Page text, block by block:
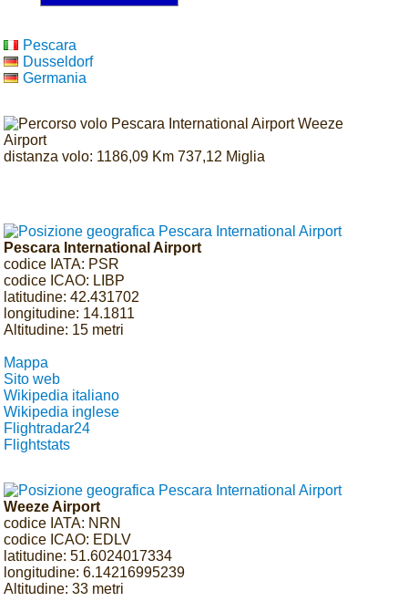
Pescara
Dusseldorf
Germania
distanza volo: 1186,09 Km 737,12 Miglia
Pescara International Airport
codice IATA: PSR
codice ICAO: LIBP
latitudine: 42.431702
longitudine: 14.1811
Altitudine: 15 metri
Mappa
Sito web
Wikipedia italiano
Wikipedia inglese
Flightradar24
Flightstats
Weeze Airport
codice IATA: NRN
codice ICAO: EDLV
latitudine: 51.6024017334
longitudine: 6.14216995239
Altitudine: 33 metri